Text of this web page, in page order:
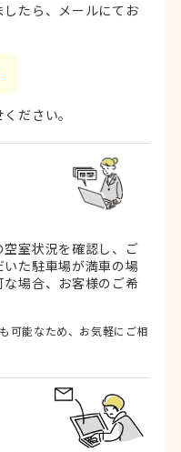
たら、メールにてお
ださい。
室状況を確認し、ご
た駐車場が満車の場
場合、お客様のご希
可能なため、お気軽にご相